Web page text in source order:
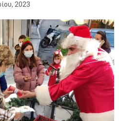
2023